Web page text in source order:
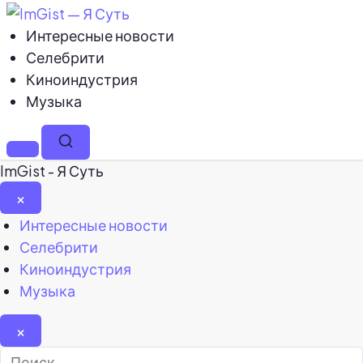
Интересные новости
Селебрити
Киноиндустрия
Музыка
МенюПоиск
ImGist - Я Суть
×
Закрыть
меню
Интересные новости
Селебрити
Киноиндустрия
Музыка
×
Найти: